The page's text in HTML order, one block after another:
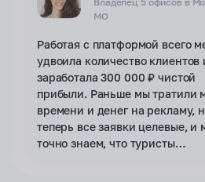
МO
Работая с платформой всего
удвоила количество клиентов
заработала 300 000 ₽ чистой
прибыли. Раньше мы тратили
времени и денег на рекламу,
теперь все заявки целевые, и
точно знаем, что туристы